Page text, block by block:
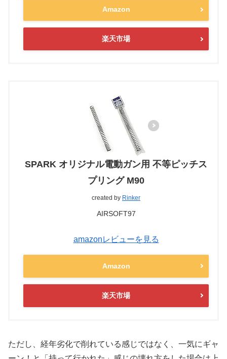
Amazon
楽天市場
SPARK オリジナル電動ガン用 不等ピッチス
プリング M90
created by Rinker
AIRSOFT97
amazonレビューを見る
Amazon
楽天市場
ただし、経年劣化で削れている感じではなく、一気にギャ